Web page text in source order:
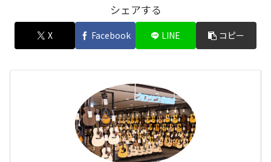
シェアする
X Facebook LINE コピー